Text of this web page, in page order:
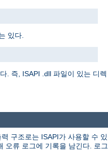
있다.
. 즉, ISAPI .dll 파일이 있는 디렉
구조로는 ISAPI가 사용할 수 있
오류 로그에 기록을 남긴다. 로그